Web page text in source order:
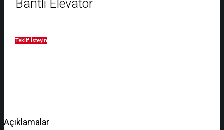
Bantlı Elevatör
Teklif İsteyin
Açıklamalar